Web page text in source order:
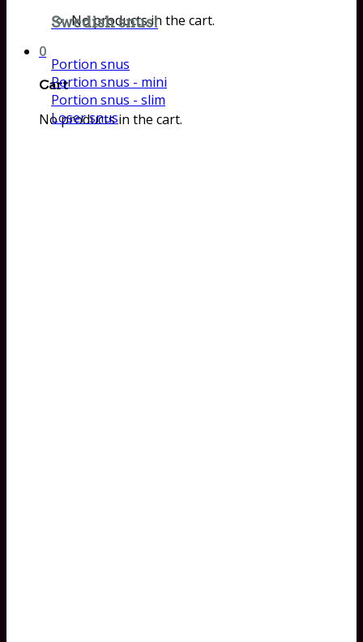
No products in the cart.
0
Cart
No products in the cart.
Swedish snus!
Portion snus
Portion snus - mini
Portion snus - slim
Loser snus